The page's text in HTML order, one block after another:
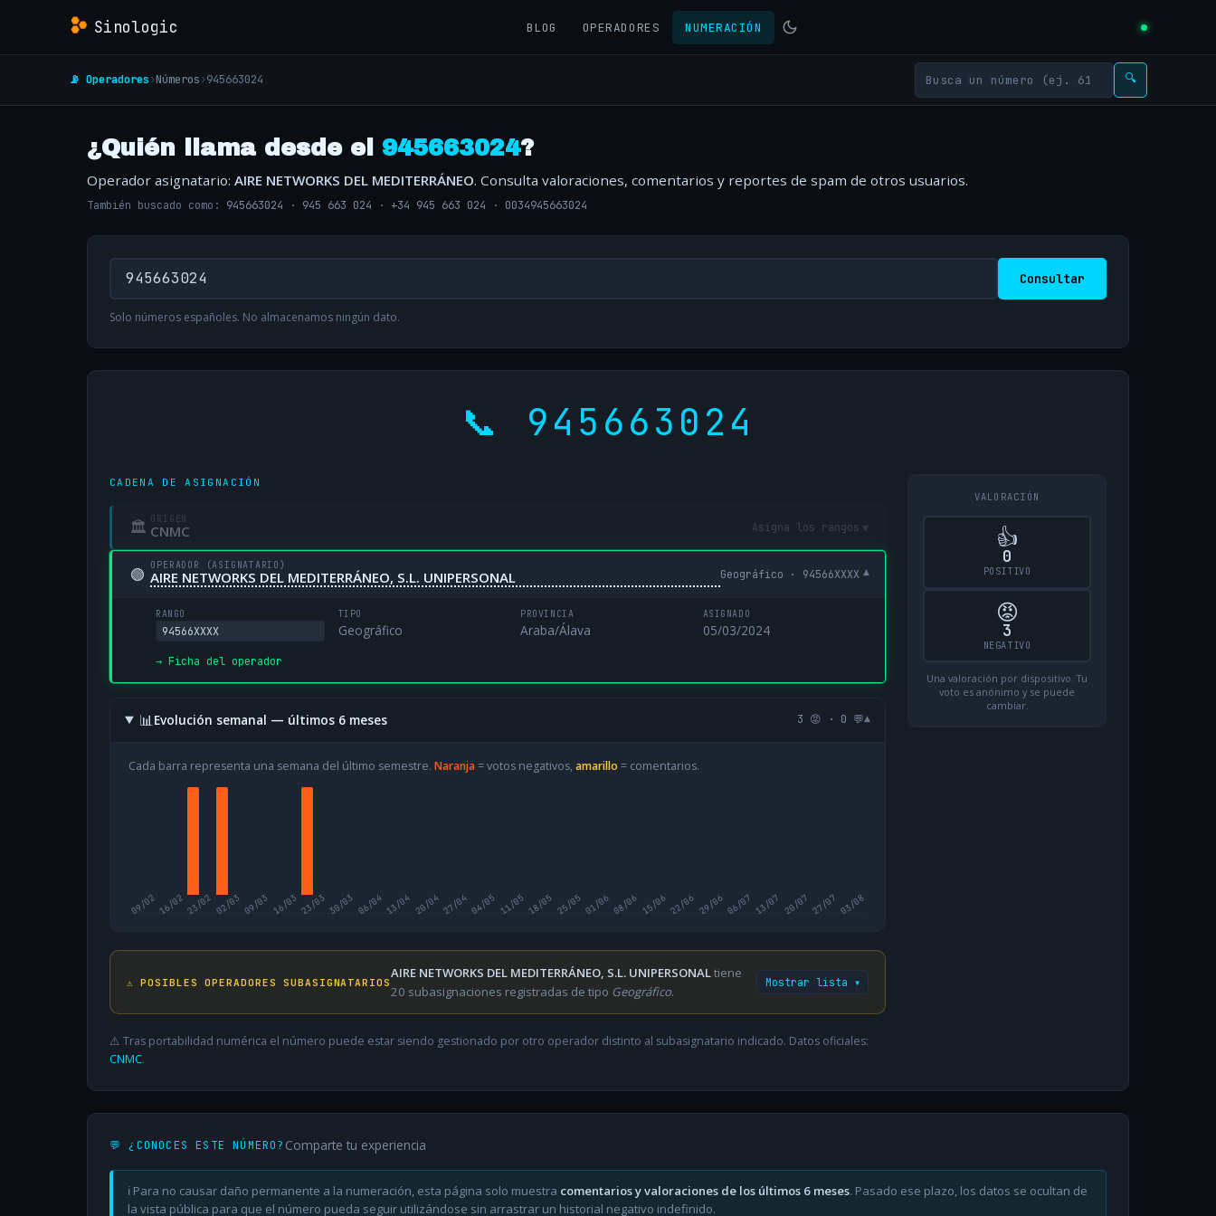
Sinologic BLOG OPERADORES NUMERACIÓN
📡 Operadores›Números›945663024 🔍
¿Quién llama desde el 945663024?
Operador asignatario: AIRE NETWORKS DEL MEDITERRÁNEO. Consulta valoraciones, comentarios y reportes de spam de otros usuarios.
También buscado como: 945663024 · 945 663 024 · +34 945 663 024 · 0034945663024
Consultar
Solo números españoles. No almacenamos ningún dato.
📞 945663024
CADENA DE ASIGNACIÓN
🏛 ORIGEN
CNMC Asigna los rangos ▾
🟢 OPERADOR (ASIGNATARIO)
AIRE NETWORKS DEL MEDITERRÁNEO, S.L. UNIPERSONAL Geográfico · 94566XXXX ▾
RANGO
94566XXXX
TIPO
Geográfico
PROVINCIA
Araba/Álava
ASIGNADO
05/03/2024
→ Ficha del operador
📊Evolución semanal — últimos 6 meses 3 😡 · 0 💬▾
Cada barra representa una semana del último semestre. Naranja= votos negativos, amarillo = comentarios.
09/0216/0223/02 02/03 09/03 16/03 23/03 30/03 06/0413/04 20/0427/0404/05 11/0518/05 25/0501/0608/06 15/0622/06 29/0606/07 13/07 20/07 27/07 03/08
⚠️ POSIBLES OPERADORES SUBASIGNATARIOS
AIRE NETWORKS DEL MEDITERRÁNEO, S.L. UNIPERSONALtiene
20 subasignaciones registradas de tipo Geográfico.
Mostrar lista ▾
⚠️ Tras portabilidad numérica el número puede estar siendo gestionado por otro operador distinto al subasignatario indicado. Datos oficiales:
CNMC.
VALORACIÓN
👍
0
POSITIVO
😡
3
NEGATIVO
Una valoración por dispositivo. Tu
voto es anónimo y se puede
cambiar.
💬 ¿CONOCES ESTE NÚMERO? Comparte tu experiencia
ℹ️ Para no causar daño permanente a la numeración, esta página solo muestra comentarios y valoraciones de los últimos 6 meses. Pasado ese plazo, los datos se ocultan de
la vista pública para que el número pueda seguir utilizándose sin arrastrar un historial negativo indefinido.